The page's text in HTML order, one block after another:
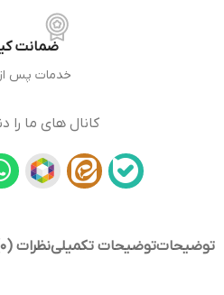
ضمانت
خدمات پس
کانال های ما را
توضیحاتتوضیحات تکمیلینظرات (0)